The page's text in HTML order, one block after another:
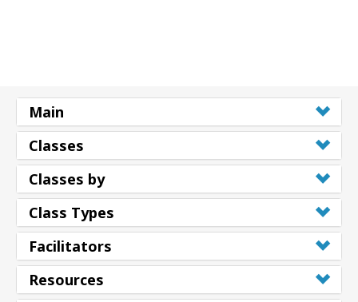
Main
Classes
Classes by
Class Types
Facilitators
Resources